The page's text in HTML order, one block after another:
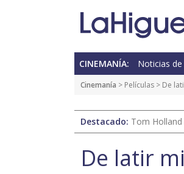
CINEMANÍA: Noticias de
Cinemanía > Películas > De
Destacado: Tom
De latir